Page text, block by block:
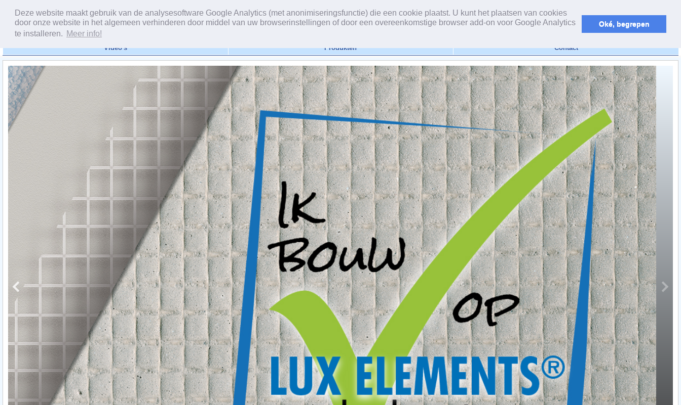
Deze website maakt gebruik van de analysesoftware Google Analytics (met anonimiseringsfunctie) die een cookie plaatst. U kunt het plaatsen van cookies
door onze website in het algemeen verhinderen door middel van uw browserinstellingen of door een overeenkomstige browser add-on voor Google Analytics
te installeren. Meer info!
Oké, begrepen
Video's Produkten Contact